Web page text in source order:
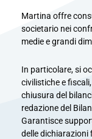
Martina offre
societario nei
medie e grandi
In particolare, si
civilistiche e
chiusura del
redazione del
Garantisce
delle dichiarazioni